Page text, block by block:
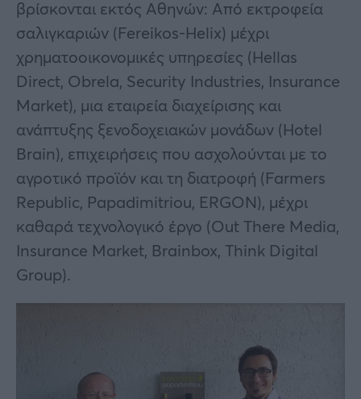
βρίσκονται εκτός Αθηνών: Aπό εκτροφεία
σαλιγκαριών (Fereikos-Helix) μέχρι
χρηματοοικονομικές υπηρεσίες (Hellas
Direct, Obrela, Security Industries, Insurance
Market), μια εταιρεία διαχείρισης και
ανάπτυξης ξενοδοχειακών μονάδων (Hotel
Brain), επιχειρήσεις που ασχολούνται με το
αγροτικό προϊόν και τη διατροφή (Farmers
Republic, Papadimitriou, ERGON), μέχρι
καθαρά τεχνολογικό έργο (Out There Media,
Insurance Market, Brainbox, Think Digital
Group).